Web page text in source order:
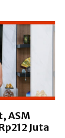
ASM
Juta